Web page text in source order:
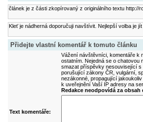
článek je z části zkopírovaný z originálního textu
Kleť je nádherná doporučuji navštívit. Nejlepší volba je
Přidejte vlastní komentář k tomuto článku
Vážení návštěvníci, komentáře k
ostatním. Nejedná se o
smazat příspěvky nesouvisející
porušující zákony ČR, vulgární,
nezákonné, propagující
k uveřejnění Vaší IP adresy na
Redakce neodpovídá za
Text komentáře: